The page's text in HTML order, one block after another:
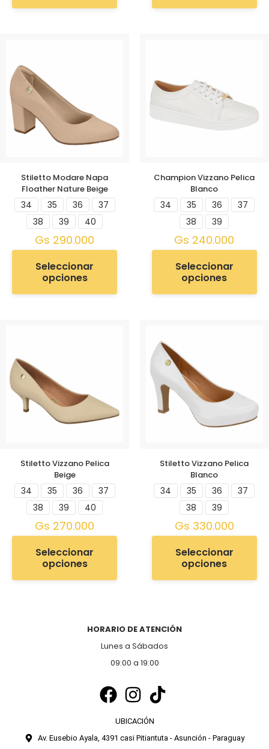
Stiletto Modare Napa
Floather Nature Beige
34 35 36
37
38
39 40
Gs 290.000
Seleccionar
opciones
Champion Vizzano Pelica
Blanco
34 35 36
37
38
39
Gs 240.000
Seleccionar
opciones
Stiletto Vizzano Pelica
Beige
34 35 36
37
38
39 40
Gs 270.000
Seleccionar
opciones
Stiletto Vizzano Pelica
Blanco
34 35 36
37
38
39
Gs 330.000
Seleccionar
opciones
HORARIO DE ATENCIÓN
Lunes a Sábados
09:00 a 19:00
UBICACIÓN
Av. Eusebio Ayala, 4391 casi Pitiantuta - Asunción - Paraguay